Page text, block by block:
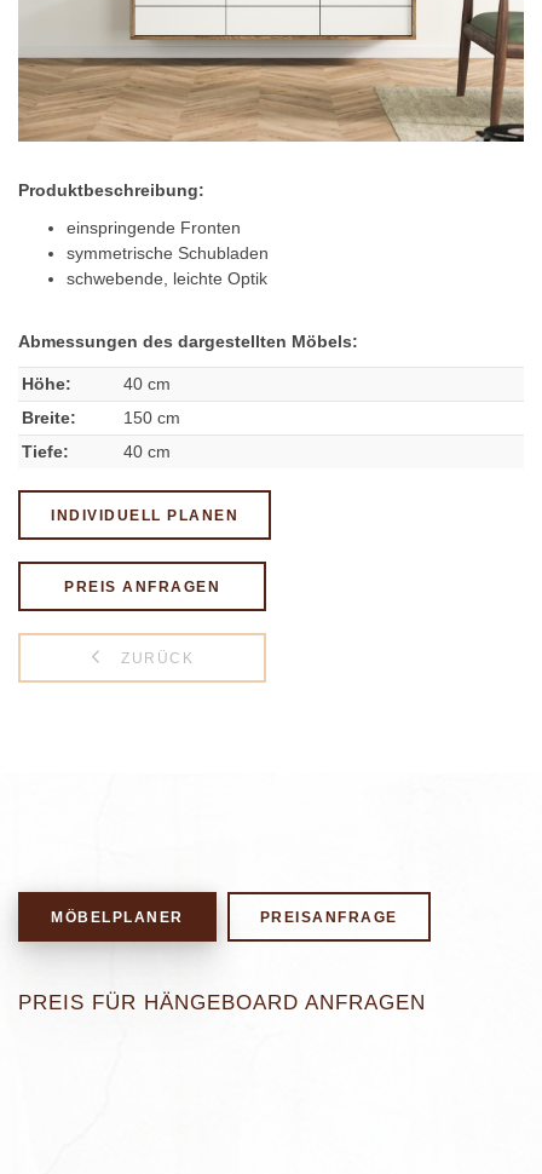
Produktbeschreibung:
einspringende Fronten
symmetrische Schubladen
schwebende, leichte Optik
Abmessungen des dargestellten Möbels:
Höhe:
40 cm
Breite:
150 cm
Tiefe:
40 cm
INDIVIDUELL PLANEN
PREIS ANFRAGEN
ZURÜCK
MÖBELPLANER PREISANFRAGE
PREIS FÜR HÄNGEBOARD ANFRAGEN